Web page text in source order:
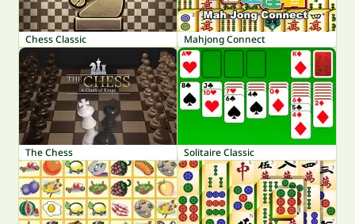
Chess Classic Mahjong Connect
The Chess Solitaire Classic